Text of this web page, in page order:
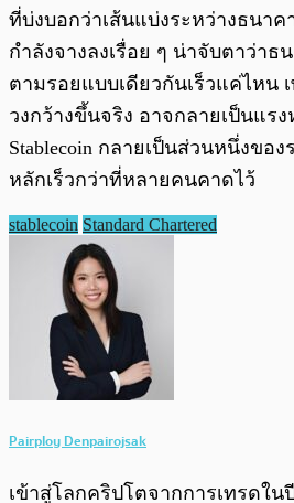
ที่บ่งบอกว่าเส้นแบ่งระหว่างธนา
กำลังจางลงเรื่อย ๆ น่าจับตาว่าธ
ตามรอยแบบเดียวกันเร็วแค่ไหน
วงกว้างขึ้นจริง อาจกลายเป็นแร
Stablecoin กลายเป็นส่วนหนึ่งขอ
หลักเร็วกว่าที่หลายคนคาดไว้
stablecoin Standard Chartered
Pairploy Denpairojsak
เข้าสู่โลกคริปโตจากการเทรดใน